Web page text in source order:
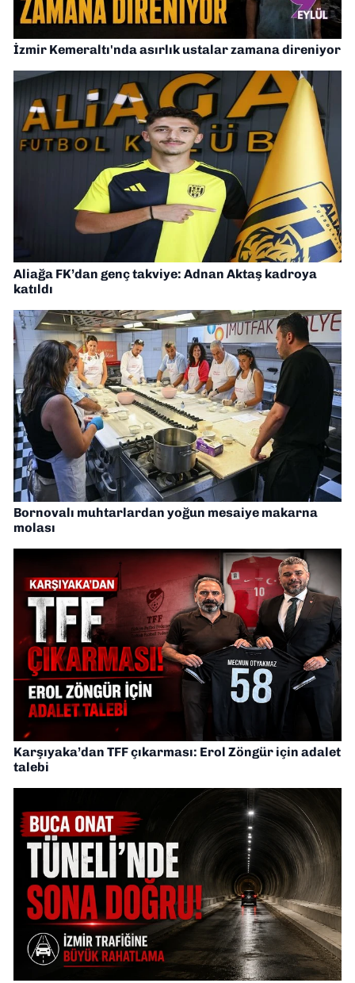
İzmir Kemeraltı'nda asırlık ustalar zamana direniyor
Aliağa FK’dan genç takviye: Adnan Aktaş kadroya
katıldı
Bornovalı muhtarlardan yoğun mesaiye makarna
molası
Karşıyaka’dan TFF çıkarması: Erol Zöngür için adalet
talebi